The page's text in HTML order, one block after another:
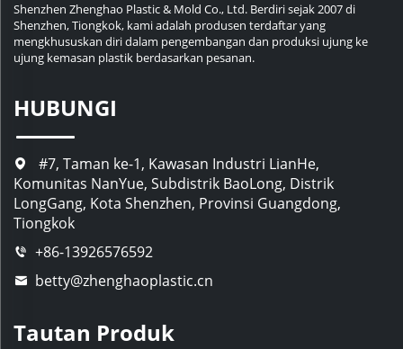
Shenzhen Zhenghao Plastic & Mold Co., Ltd. Berdiri sejak 2007 di
Shenzhen, Tiongkok, kami adalah produsen terdaftar yang
mengkhususkan diri dalam pengembangan dan produksi ujung ke
ujung kemasan plastik berdasarkan pesanan.
HUBUNGI
#7, Taman ke-1, Kawasan Industri LianHe,
Komunitas NanYue, Subdistrik BaoLong, Distrik
LongGang, Kota Shenzhen, Provinsi Guangdong,
Tiongkok
+86-13926576592
betty@zhenghaoplastic.cn
Tautan Produk